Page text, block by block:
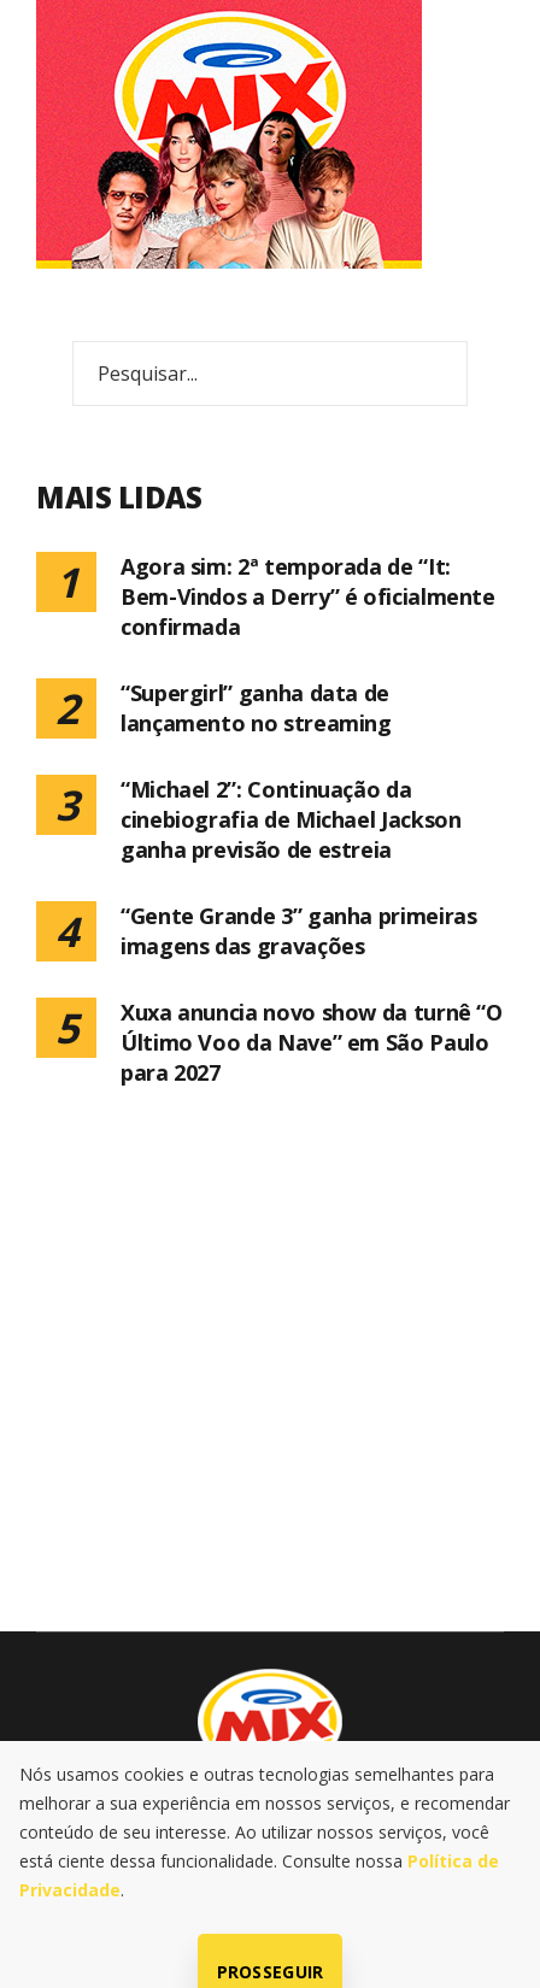
MAIS LIDAS
1
Agora sim: 2ª temporada de “It:
Bem-Vindos a Derry” é oficialmente
confirmada
2
“Supergirl” ganha data de
lançamento no streaming
3
“Michael 2”: Continuação da
cinebiografia de Michael Jackson
ganha previsão de estreia
4
“Gente Grande 3” ganha primeiras
imagens das gravações
5
Xuxa anuncia novo show da turnê “O
Último Voo da Nave” em São Paulo
para 2027
AO VIVO PROMOÇÕES PODCASTS
MÚSICA
NOTÍCIAS
Política de Privacidade|LGPD|@2025 Rádio Mix FM . Todos os
direitos reservados
Nós usamos cookies e outras tecnologias semelhantes para
melhorar a sua experiência em nossos serviços, e recomendar
conteúdo de seu interesse. Ao utilizar nossos serviços, você
está ciente dessa funcionalidade. Consulte nossa Política de
Privacidade.
PROSSEGUIR